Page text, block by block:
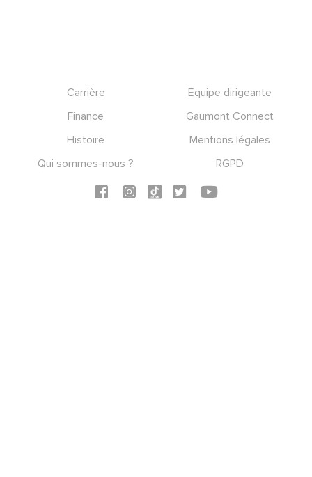
Carrière
Equipe dirigeante
Finance
Gaumont Connect
Histoire
Mentions légales
Qui sommes-nous ?
RGPD
Social icons